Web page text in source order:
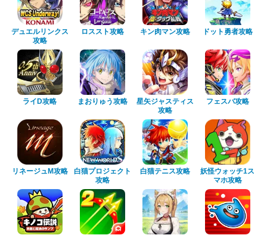
デュエルリンクス
攻略
ロススト攻略 キン肉マン攻略 ドット勇者攻略
ライD攻略 まおりゅう攻略
星矢ジャスティス
攻略
フェスバ攻略
リネージュM攻略
白猫プロジェクト
攻略
白猫テニス攻略
妖怪ウォッチ1ス
マホ攻略